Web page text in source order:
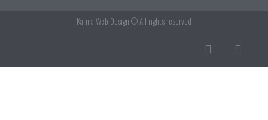
Karma Web Design © All rights reserved